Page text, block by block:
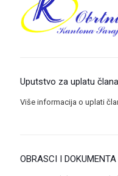
Uputstvo za uplatu
Više informacija o uplati
OBRASCI I DOKUMENTA